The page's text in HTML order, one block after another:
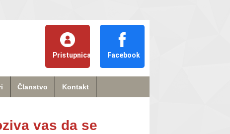
Pristupnica Facebook
Članstvo Kontakt
vas da se